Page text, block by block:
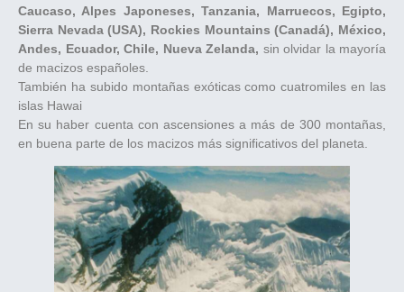
Caucaso, Alpes Japoneses, Tanzania, Marruecos, Egipto,
Sierra Nevada (USA), Rockies Mountains (Canadá), México,
Andes, Ecuador, Chile, Nueva Zelanda, sin olvidar la mayoría
de macizos españoles.
También ha subido montañas exóticas como cuatromiles en las
islas Hawai
En su haber cuenta con ascensiones a más de 300 montañas,
en buena parte de los macizos más significativos del planeta.